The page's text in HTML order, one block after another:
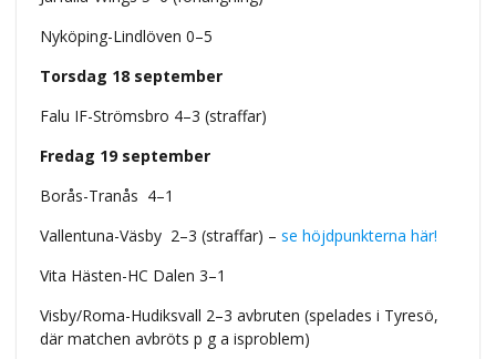
Nyköping-Lindlöven 0–5
Torsdag 18 september
Falu IF-Strömsbro 4–3 (straffar)
Fredag 19 september
Borås-Tranås 4–1
Vallentuna-Väsby 2–3 (straffar) – se höjdpunkterna här!
Vita Hästen-HC Dalen 3–1
Visby/Roma-Hudiksvall 2–3 avbruten (spelades i Tyresö,
där matchen avbröts p g a isproblem)